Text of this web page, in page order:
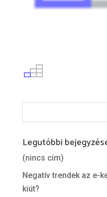
Legutóbbi
(nincs cím)
Negatív trendek az e-
kiút?